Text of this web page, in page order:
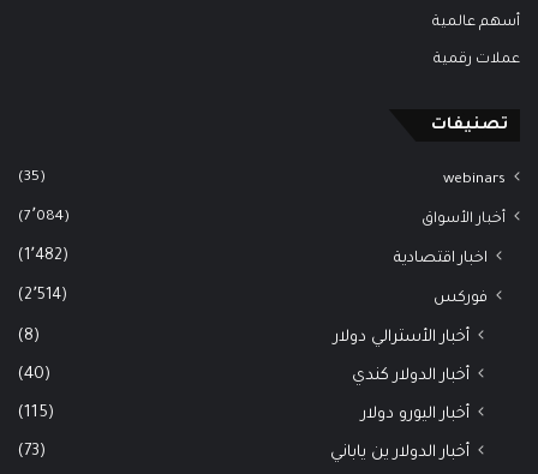
أسهم عالمية
عملات رقمية
تصنيفات
webinars
(35)
أخبار الأسواق (7٬084)
اخبار اقتصادية (1٬482)
فوركس (2٬514)
أخبار الأسترالي دولار (8)
أخبار الدولار كندي (40)
أخبار اليورو دولار (115)
أخبار الدولار ين ياباني (73)